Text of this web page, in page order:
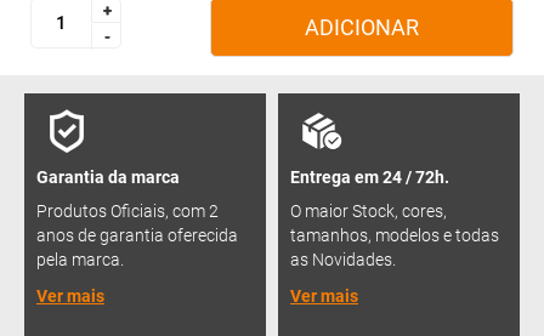
+
-
+
-
ADICIONAR
Garantia da marca
Produtos Oficiais, com 2
anos de garantia oferecida
pela marca.
Ver mais
Entrega em 24 / 72h.
O maior Stock, cores,
tamanhos, modelos e todas
as Novidades.
Ver mais